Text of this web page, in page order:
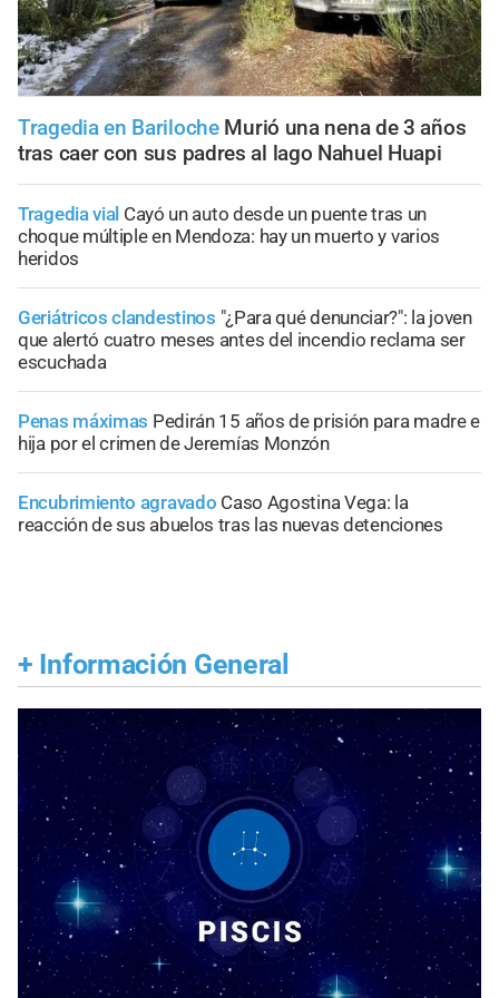
Tragedia en Bariloche Murió una nena de 3 años
tras caer con sus padres al lago Nahuel Huapi
Tragedia vial Cayó un auto desde un puente tras un
choque múltiple en Mendoza: hay un muerto y varios
heridos
Geriátricos clandestinos "¿Para qué denunciar?": la joven
que alertó cuatro meses antes del incendio reclama ser
escuchada
Penas máximas Pedirán 15 años de prisión para madre e
hija por el crimen de Jeremías Monzón
Encubrimiento agravado Caso Agostina Vega: la
reacción de sus abuelos tras las nuevas detenciones
+ Información General